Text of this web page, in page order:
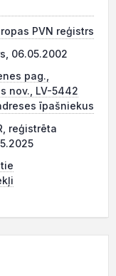
PVN reģistrs
06.05.2002
pag.,
nov., LV-5442
īpašniekus
reģistrēta